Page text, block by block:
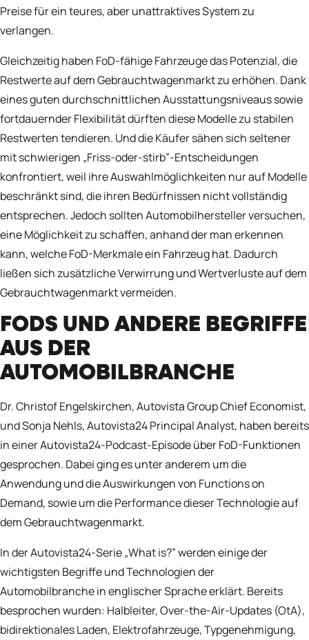
Preise für ein teures, aber unattraktives System zu
verlangen.
Gleichzeitig haben FoD-fähige Fahrzeuge das Potenzial, die
Restwerte auf dem Gebrauchtwagenmarkt zu erhöhen. Dank
eines guten durchschnittlichen Ausstattungsniveaus sowie
fortdauernder Flexibilität dürften diese Modelle zu stabilen
Restwerten tendieren. Und die Käufer sähen sich seltener
mit schwierigen „Friss-oder-stirb”-Entscheidungen
konfrontiert, weil ihre Auswahlmöglichkeiten nur auf Modelle
beschränkt sind, die ihren Bedürfnissen nicht vollständig
entsprechen. Jedoch sollten Automobilhersteller versuchen,
eine Möglichkeit zu schaffen, anhand der man erkennen
kann, welche FoD-Merkmale ein Fahrzeug hat. Dadurch
ließen sich zusätzliche Verwirrung und Wertverluste auf dem
Gebrauchtwagenmarkt vermeiden.
FODS UND ANDERE BEGRIFFE
AUS DER
AUTOMOBILBRANCHE
Dr. Christof Engelskirchen, Autovista Group Chief Economist,
und Sonja Nehls, Autovista24 Principal Analyst, haben bereits
ineiner Autovista24-Podcast-Episodeüber FoD-Funktionen
gesprochen. Dabei ging es unter anderem um die
Anwendung und die Auswirkungen von Functions on
Demand, sowie um die Performance dieser Technologie auf
dem Gebrauchtwagenmarkt.
In der Autovista24-Serie „What is?” werden einige der
wichtigsten Begriffe und Technologien der
Automobilbranche in englischer Sprache erklärt. Bereits
besprochen wurden: Halbleiter,Over-the-Air-Updates (OtA),
bidirektionales Laden, Elektrofahrzeuge,Typgenehmigung,